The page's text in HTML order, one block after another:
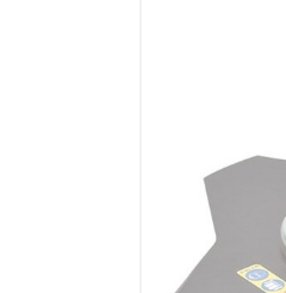
Verneutstyr og
Andre